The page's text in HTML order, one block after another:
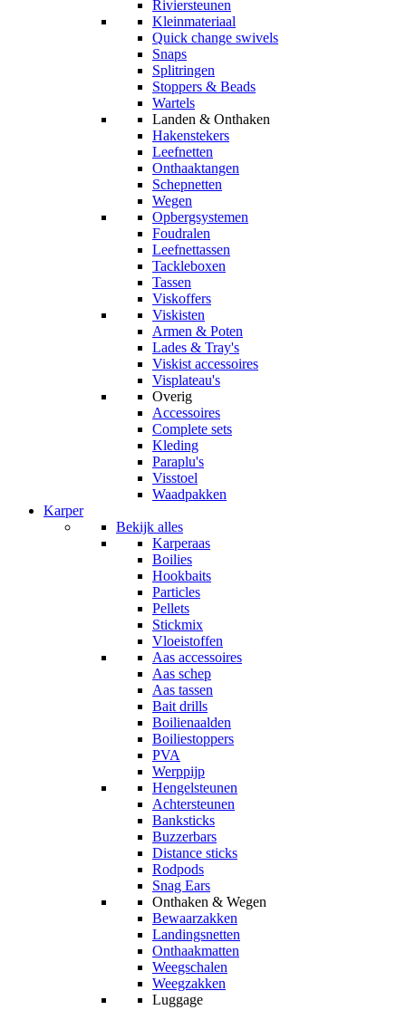
Riviersteunen
Kleinmateriaal
Quick change swivels
Snaps
Splitringen
Stoppers & Beads
Wartels
Landen & Onthaken
Hakenstekers
Leefnetten
Onthaaktangen
Schepnetten
Wegen
Opbergsystemen
Foudralen
Leefnettassen
Tackleboxen
Tassen
Viskoffers
Viskisten
Armen & Poten
Lades & Tray's
Viskist accessoires
Visplateau's
Overig
Accessoires
Complete sets
Kleding
Paraplu's
Visstoel
Waadpakken
Karper
Bekijk alles
Karperaas
Boilies
Hookbaits
Particles
Pellets
Stickmix
Vloeistoffen
Aas accessoires
Aas schep
Aas tassen
Bait drills
Boilienaalden
Boiliestoppers
PVA
Werppijp
Hengelsteunen
Achtersteunen
Banksticks
Buzzerbars
Distance sticks
Rodpods
Snag Ears
Onthaken & Wegen
Bewaarzakken
Landingsnetten
Onthaakmatten
Weegschalen
Weegzakken
Luggage